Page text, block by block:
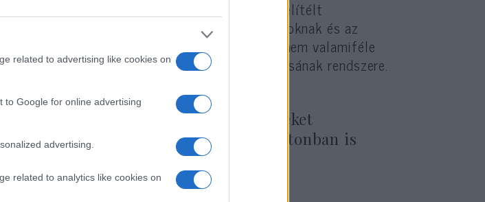
related to advertising like cookies on
to Google for online advertising
advertising.
related to analytics like cookies on
gyilkolásért) alatt a Palesztin Hatóság által elítélt
elkövetőknek, szabadlábra helyezett foglyoknak és az
nyújtott kifizetéseket értjük. Ez nem valamiféle
hanem az izraeliek elleni erőszak jutalmazásának rendszere.
azokat a pénzeszközöket, amelyeket
Hatóság számára szed be. Washingtonban is